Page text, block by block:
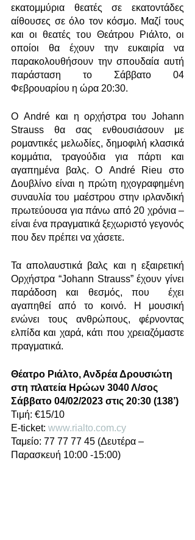
εκατομμύρια θεατές σε εκατοντάδες
αίθουσες σε όλο τον κόσμο. Μαζί τους
και οι θεατές του Θεάτρου Ριάλτο, οι
οποίοι θα έχουν την ευκαιρία να
παρακολουθήσουν την σπουδαία αυτή
παράσταση το Σάββατο 04
Φεβρουαρίου η ώρα 20:30.
Ο André και η ορχήστρα του Johann
Strauss θα σας ενθουσιάσουν με
ρομαντικές μελωδίες, δημοφιλή κλασικά
κομμάτια, τραγούδια για πάρτι και
αγαπημένα βαλς. Ο André Rieu στο
Δουβλίνο είναι η πρώτη ηχογραφημένη
συναυλία του μαέστρου στην ιρλανδική
πρωτεύουσα για πάνω από 20 χρόνια –
είναι ένα πραγματικά ξεχωριστό γεγονός
που δεν πρέπει να χάσετε.
Τα απολαυστικά βαλς και η εξαιρετική
Ορχήστρα “Johann Strauss” έχουν γίνει
παράδοση και θεσμός, που  έχει
αγαπηθεί από το κοινό. Η μουσική
ενώνει τους ανθρώπους, φέρνοντας
ελπίδα και χαρά, κάτι που χρειαζόμαστε
πραγματικά.
Θέατρο Ριάλτο, Ανδρέα Δρουσιώτη
στη πλατεία Ηρώων 3040 Λ/σος
Σάββατο 04/02/2023 στις 20:30 (138’)
Τιμή: €15/10
E-ticket: www.rialto.com.cy
Ταμείο: 77 77 77 45 (Δευτέρα –
Παρασκευή 10:00 -15:00)